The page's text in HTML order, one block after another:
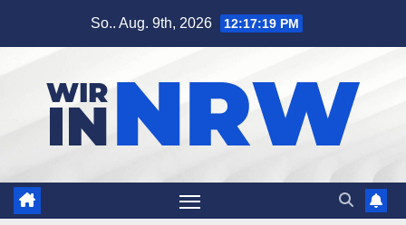
So.. Aug. 9th, 2026 12:17:20 PM